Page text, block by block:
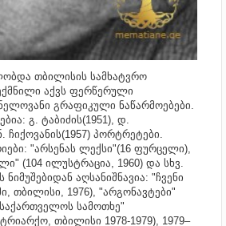
თბილისის სამხატვრო
აქვს ფერწერული
გრაფიკული ნაწარმოებები.
გ. ტაბიძის(1951), დ.
ჩიქოვანის(1957) პორტრეტები.
"არსენას ლექსი"(16 ფურცელი),
(104 ილუსტრაცია, 1960) და სხვ.
აღსანიშნავია: "ჩვენი
თბილისი, 1976), "არგონავტები"
სამოთხე"
თბილისი 1978-1979), 1979–